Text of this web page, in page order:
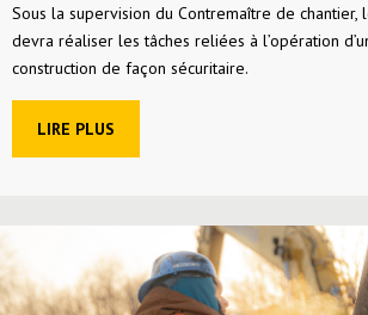
Sous la supervision du Contremaître de
devra réaliser les tâches reliées à l’opération
construction de façon sécuritaire.
LIRE PLUS